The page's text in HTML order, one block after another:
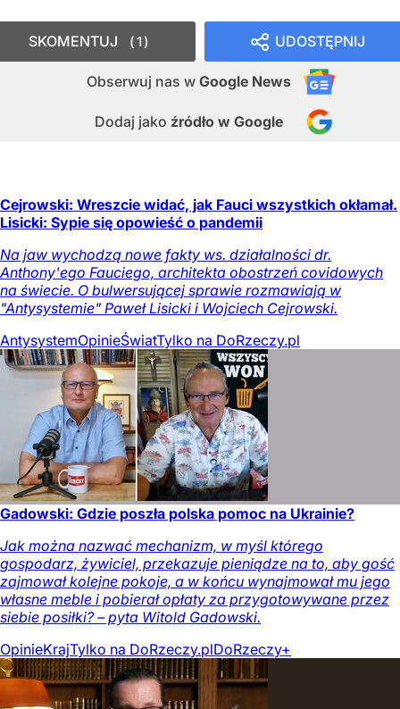
UDOSTĘPNIJ
Obserwuj nas w Google News
Dodaj jako źródło w Google
SKOMENTUJ 1
Cejrowski: Wreszcie widać, jak Fauci wszystkich okłamał.
Lisicki: Sypie się opowieść o pandemii
Na jaw wychodzą nowe fakty ws. działalności dr.
Anthony'ego Fauciego, architekta obostrzeń covidowych
na świecie. O bulwersującej sprawie rozmawiają w
"Antysystemie" Paweł Lisicki i Wojciech Cejrowski.
AntysystemOpinieŚwiatTylko na DoRzeczy.pl
Gadowski: Gdzie poszła polska pomoc na Ukrainie?
Jak można nazwać mechanizm, w myśl którego
gospodarz, żywiciel, przekazuje pieniądze na to, aby gość
zajmował kolejne pokoje, a w końcu wynajmował mu jego
własne meble i pobierał opłaty za przygotowywane przez
siebie posiłki? – pyta Witold Gadowski.
OpinieKrajTylko na DoRzeczy.plDoRzeczy+